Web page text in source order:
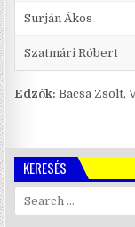
Surján Ákos
Szatmári Róbert
Edzők: Bacsa Zsolt,
KERESÉS
Search
for: